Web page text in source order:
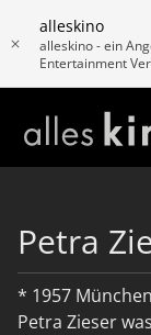
alleskino
alleskino - ein
Entertainment
Petra
* 1957
Petra Zieser